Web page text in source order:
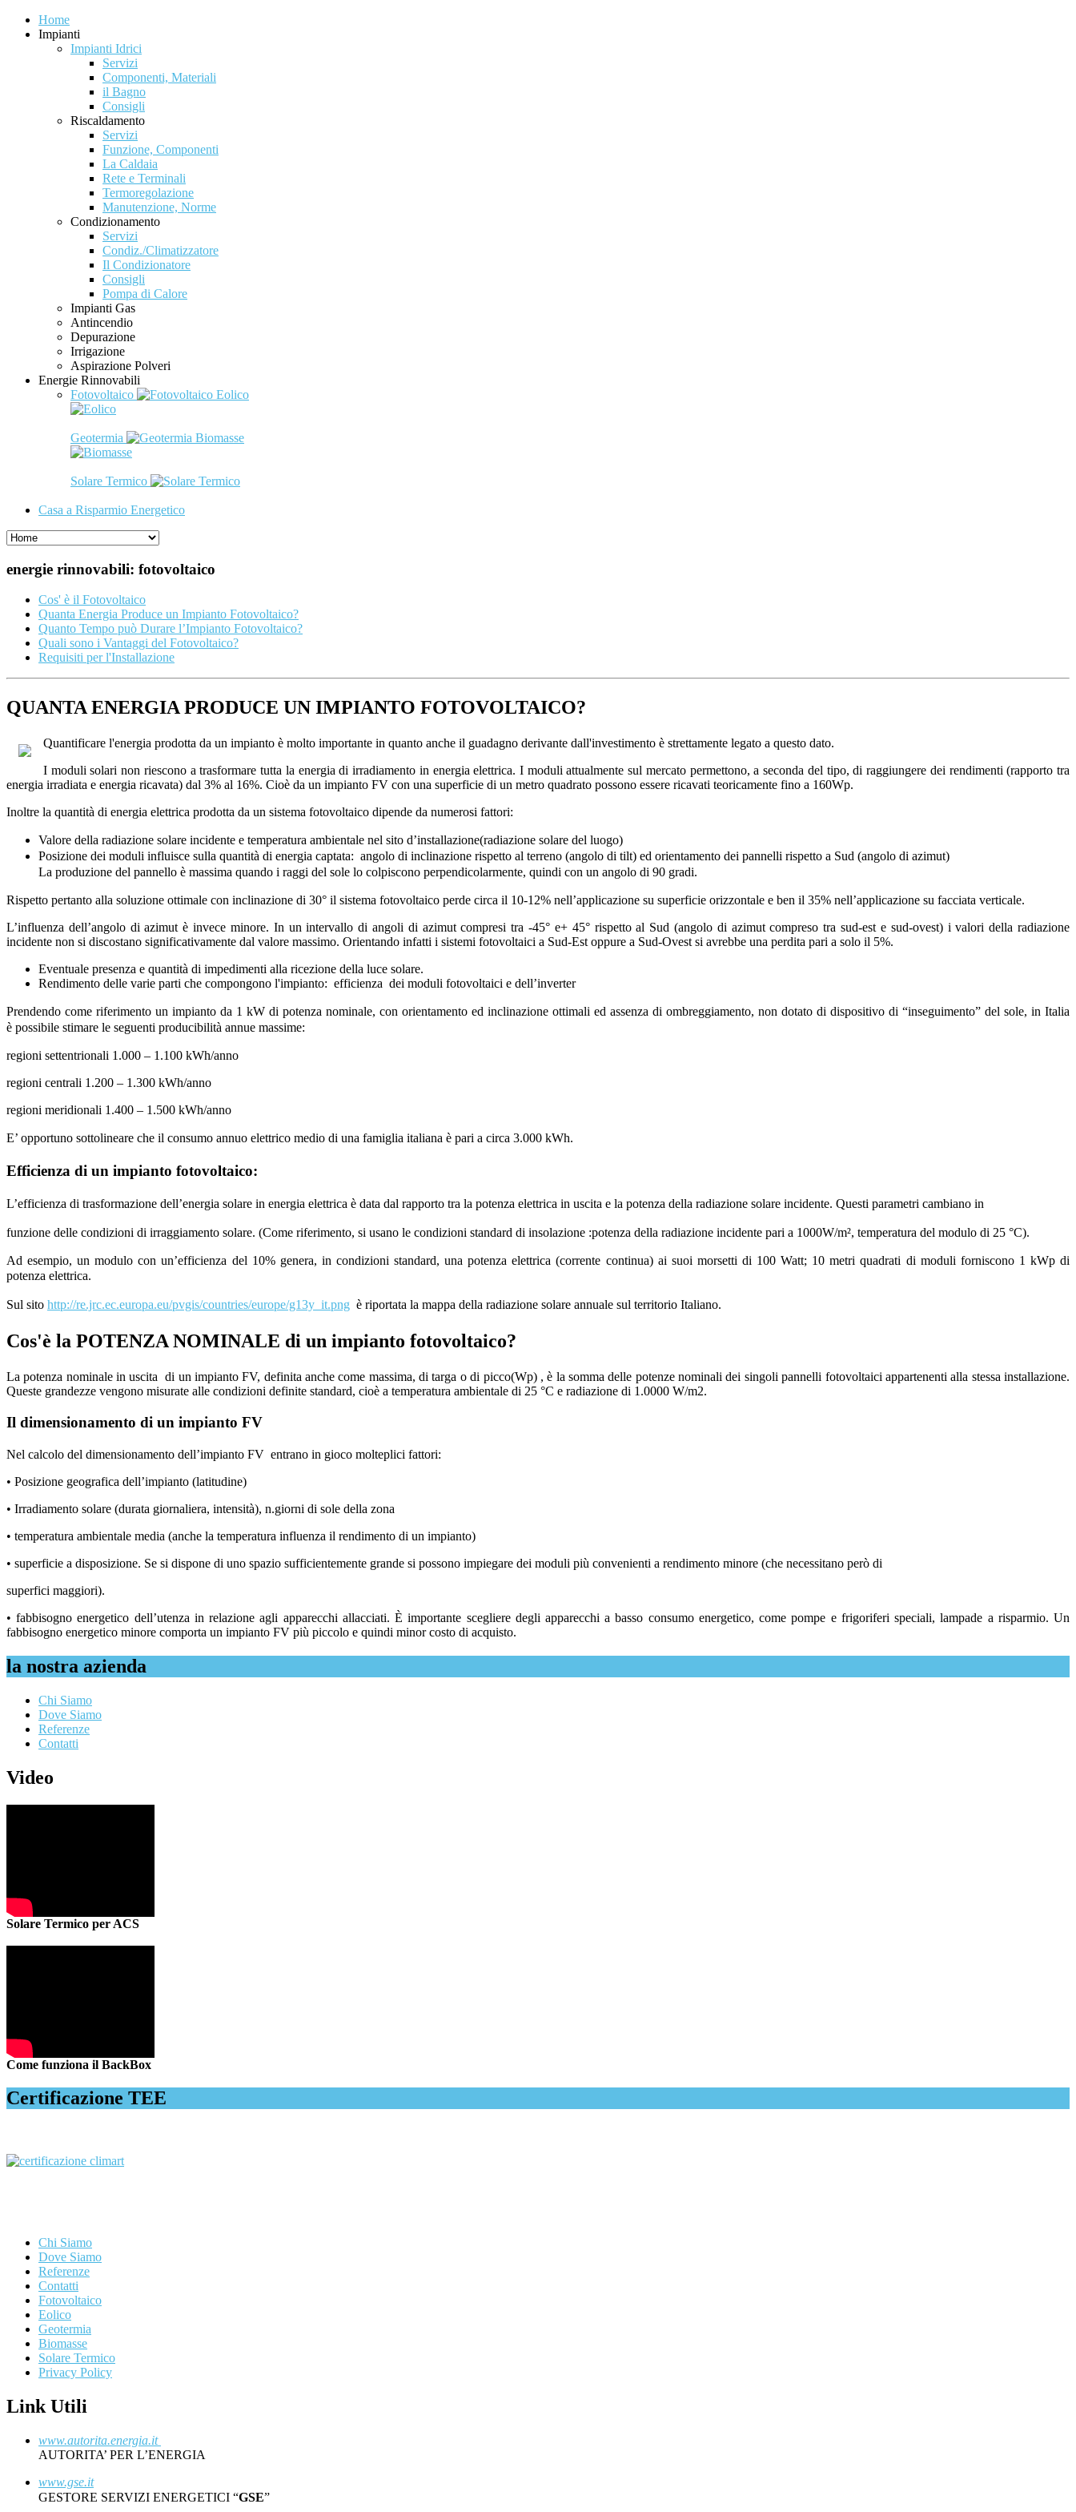
Home
Impianti
Impianti Idrici
Servizi
Componenti, Materiali
il Bagno
Consigli
Riscaldamento
Servizi
Funzione, Componenti
La Caldaia
Rete e Terminali
Termoregolazione
Manutenzione, Norme
Condizionamento
Servizi
Condiz./Climatizzatore
Il Condizionatore
Consigli
Pompa di Calore
Impianti Gas
Antincendio
Depurazione
Irrigazione
Aspirazione Polveri
Energie Rinnovabili
Fotovoltaico
Eolico
Geotermia Biomasse
Solare Termico
Casa a Risparmio Energetico
energie rinnovabili: fotovoltaico
Cos' è il Fotovoltaico
Quanta Energia Produce un Impianto Fotovoltaico?
Quanto Tempo può Durare l’Impianto Fotovoltaico?
Quali sono i Vantaggi del Fotovoltaico?
Requisiti per l'Installazione
QUANTA ENERGIA PRODUCE UN IMPIANTO FOTOVOLTAICO?
Quantificare l'energia prodotta da un impianto è molto importante in quanto anche il guadagno derivante dall'investimento è strettamente legato a questo dato.
I moduli solari non riescono a trasformare tutta la energia di irradiamento in energia elettrica. I moduli attualmente sul mercato permettono, a seconda del tipo, di raggiungere dei rendimenti (rapporto tra
energia irradiata e energia ricavata) dal 3% al 16%. Cioè da un impianto FV con una superficie di un metro quadrato possono essere ricavati teoricamente fino a 160Wp.
Inoltre la quantità di energia elettrica prodotta da un sistema fotovoltaico dipende da numerosi fattori:
Valore della radiazione solare incidente e temperatura ambientale nel sito d’installazione(radiazione solare del luogo)
Posizione dei moduli influisce sulla quantità di energia captata: angolo di inclinazione rispetto al terreno (angolo di tilt) ed orientamento dei pannelli rispetto a Sud (angolo di azimut)
La produzione del pannello è massima quando i raggi del sole lo colpiscono perpendicolarmente, quindi con un angolo di 90 gradi.
Rispetto pertanto alla soluzione ottimale con inclinazione di 30° il sistema fotovoltaico perde circa il 10-12% nell’applicazione su superficie orizzontale e ben il 35% nell’applicazione su facciata verticale.
L’influenza dell’angolo di azimut è invece minore. In un intervallo di angoli di azimut compresi tra -45° e+ 45° rispetto al Sud (angolo di azimut compreso tra sud-est e sud-ovest) i valori della radiazione
incidente non si discostano significativamente dal valore massimo. Orientando infatti i sistemi fotovoltaici a Sud-Est oppure a Sud-Ovest si avrebbe una perdita pari a solo il 5%.
Eventuale presenza e quantità di impedimenti alla ricezione della luce solare.
Rendimento delle varie parti che compongono l'impianto: efficienza dei moduli fotovoltaici e dell’inverter
Prendendo come riferimento un impianto da 1 kW di potenza nominale, con orientamento ed inclinazione ottimali ed assenza di ombreggiamento, non dotato di dispositivo di “inseguimento” del sole, in Italia
è possibile stimare le seguenti producibilità annue massime:
regioni settentrionali 1.000 – 1.100 kWh/anno
regioni centrali 1.200 – 1.300 kWh/anno
regioni meridionali 1.400 – 1.500 kWh/anno
E’ opportuno sottolineare che il consumo annuo elettrico medio di una famiglia italiana è pari a circa 3.000 kWh.
Efficienza di un impianto fotovoltaico:
L’efficienza di trasformazione dell’energia solare in energia elettrica è data dal rapporto tra la potenza elettrica in uscita e la potenza della radiazione solare incidente. Questi parametri cambiano in
funzione delle condizioni di irraggiamento solare. (Come riferimento, si usano le condizioni standard di insolazione :potenza della radiazione incidente pari a 1000W/m², temperatura del modulo di 25 °C).
Ad esempio, un modulo con un’efficienza del 10% genera, in condizioni standard, una potenza elettrica(corrente continua) ai suoi morsetti di 100 Watt; 10 metri quadrati di moduli forniscono 1 kWp di
potenza elettrica.
Sul sito http://re.jrc.ec.europa.eu/pvgis/countries/europe/g13y_it.png è riportata la mappa della radiazione solare annuale sul territorio Italiano.
Cos'è la POTENZA NOMINALE di un impianto fotovoltaico?
La potenza nominale in uscita di un impianto FV, definita anche come massima, di targa o di picco(Wp) , è la somma delle potenze nominali dei singoli pannelli fotovoltaici appartenenti alla stessa installazione.
Queste grandezze vengono misurate alle condizioni definite standard, cioè a temperatura ambientale di 25 °C e radiazione di 1.0000 W/m2.
Il dimensionamento di un impianto FV
Nel calcolo del dimensionamento dell’impianto FV entrano in gioco molteplici fattori:
• Posizione geografica dell’impianto (latitudine)
• Irradiamento solare (durata giornaliera, intensità), n.giorni di sole della zona
• temperatura ambientale media (anche la temperatura influenza il rendimento di un impianto)
• superficie a disposizione. Se si dispone di uno spazio sufficientemente grande si possono impiegare dei moduli più convenienti a rendimento minore (che necessitano però di
superfici maggiori).
• fabbisogno energetico dell’utenza in relazione agli apparecchi allacciati. È importante scegliere degli apparecchi a basso consumo energetico, come pompe e frigoriferi speciali, lampade a risparmio. Un
fabbisogno energetico minore comporta un impianto FV più piccolo e quindi minor costo di acquisto.
la nostra azienda
Chi Siamo
Dove Siamo
Referenze
Contatti
Video
Solare Termico per ACS
Come funziona il BackBox
Certificazione TEE
Chi Siamo
Dove Siamo
Referenze
Contatti
Fotovoltaico
Eolico
Geotermia
Biomasse
Solare Termico
Privacy Policy
Link Utili
www.autorita.energia.it
AUTORITA’ PER L’ENERGIA
www.gse.it
GESTORE SERVIZI ENERGETICI “GSE”